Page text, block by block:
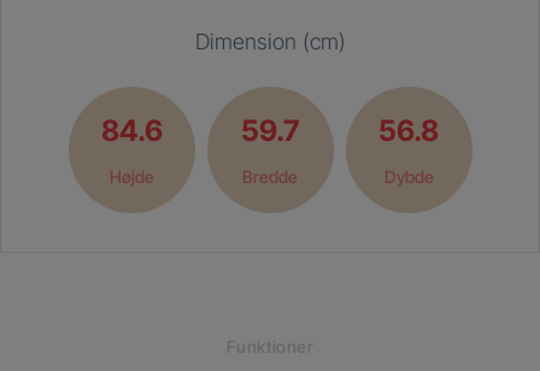
Dimension (cm)
84.6
Højde
59.7
Bredde
56.8
Dybde
Funktioner